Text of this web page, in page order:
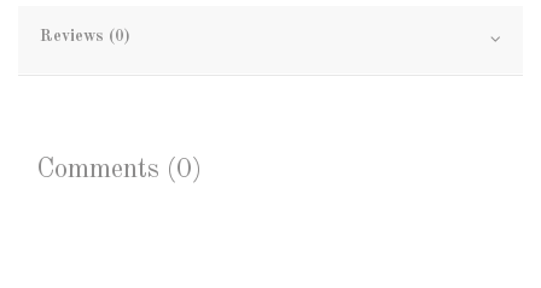
Reviews (0)
Comments (0)